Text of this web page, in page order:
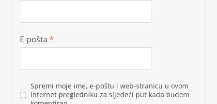
E-pošta *
Spremi moje ime, e-poštu i web-stranicu u ovom
internet pregledniku za sljedeći put kada budem